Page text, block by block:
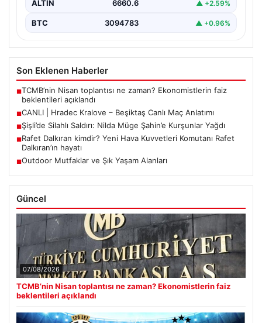
ALTIN 6660.6 ▲ +2.59%
BTC 3094783 ▲ +0.96%
Son Eklenen Haberler
■TCMB’nin Nisan toplantısı ne zaman? Ekonomistlerin faiz
beklentileri açıklandı
■CANLI | Hradec Kralove – Beşiktaş Canlı Maç Anlatımı
■Şişli’de Silahlı Saldırı: Nilda Müge Şahin’e Kurşunlar Yağdı
■Rafet Dalkıran kimdir? Yeni Hava Kuvvetleri Komutanı Rafet
Dalkıran’ın hayatı
■Outdoor Mutfaklar ve Şık Yaşam Alanları
Güncel
07/08/2026
TCMB’nin Nisan toplantısı ne zaman? Ekonomistlerin faiz
beklentileri açıklandı